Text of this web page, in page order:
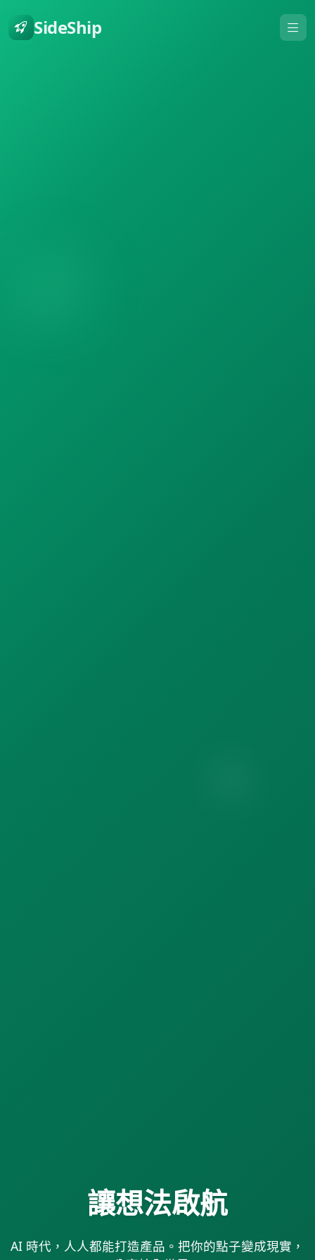
SideShip
讓想法啟航
AI 時代，人人都能打造產品。把你的點子變成現實，